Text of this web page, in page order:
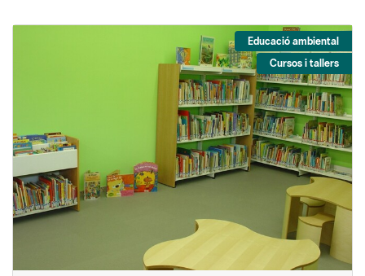
Educació ambiental
Cursos i tallers